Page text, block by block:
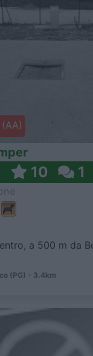
10 1
a 500 m da
(PG) - 3.4km